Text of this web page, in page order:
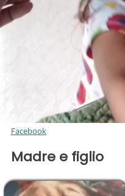
Facebook
Madre e figlio